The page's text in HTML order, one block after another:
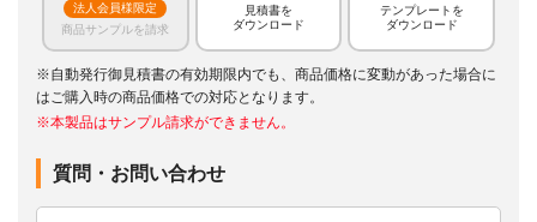
法人会員様限定
商品サンプルを請求
見積書を
ダウンロード
テンプレートを
ダウンロード
※自動発行御見積書の有効期限内でも、商品価格に変動があった場合に
はご購入時の商品価格での対応となります。
※本製品はサンプル請求ができません。
質問・お問い合わせ